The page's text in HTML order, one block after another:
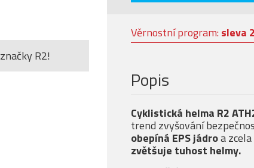
značky R2!
Věrnostní program: sleva
Popis
Cyklistická helma R2
trend zvyšování
obepíná EPS jádroa
zvětšuje tuhost helmy.